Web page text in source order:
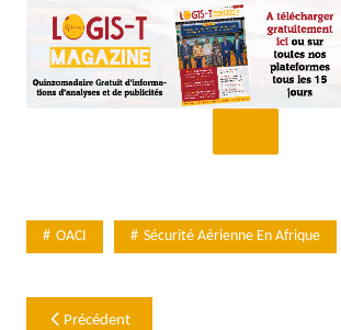
OACI Sécurité Aérienne En Afrique
Navigation
Précédent